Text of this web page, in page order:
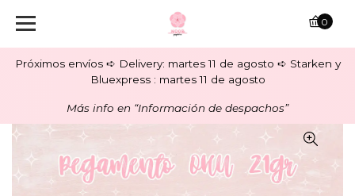
Próximos envíos ➪ Delivery: martes 11 de agosto ➪ Starken y
Bluexpress : martes 11 de agosto
Más info en “Información de despachos”
0